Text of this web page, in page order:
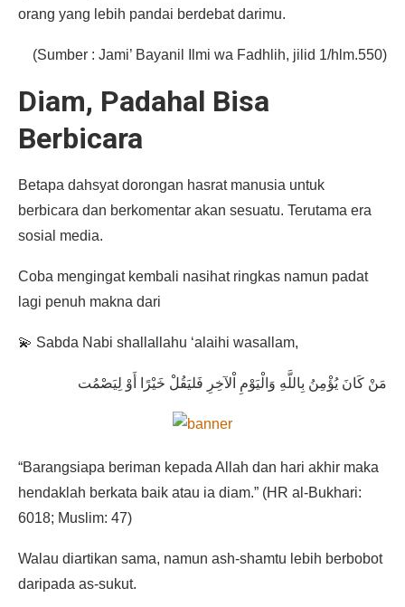
orang yang lebih pandai berdebat darimu.
(Sumber : Jami’ Bayanil Ilmi wa Fadhlih, jilid 1/hlm.550)
Diam, Padahal Bisa
Berbicara
Betapa dahsyat dorongan hasrat manusia untuk
berbicara dan berkomentar akan sesuatu. Terutama era
sosial media.
Coba mengingat kembali nasihat ringkas namun padat
lagi penuh makna dari
💫 Sabda Nabi shallallahu ‘alaihi wasallam,
مَنْ كَانَ يُؤْمِنُ بِاللَّهِ وَالْيَوْمِ اْلآخِرِ فَليَقُلْ خَيْرًا أَوْ لِيَصْمُت
“Barangsiapa beriman kepada Allah dan hari akhir maka
hendaklah berkata baik atau ia diam.” (HR al-Bukhari:
6018; Muslim: 47)
Walau diartikan sama, namun ash-shamtu lebih berbobot
daripada as-sukut.